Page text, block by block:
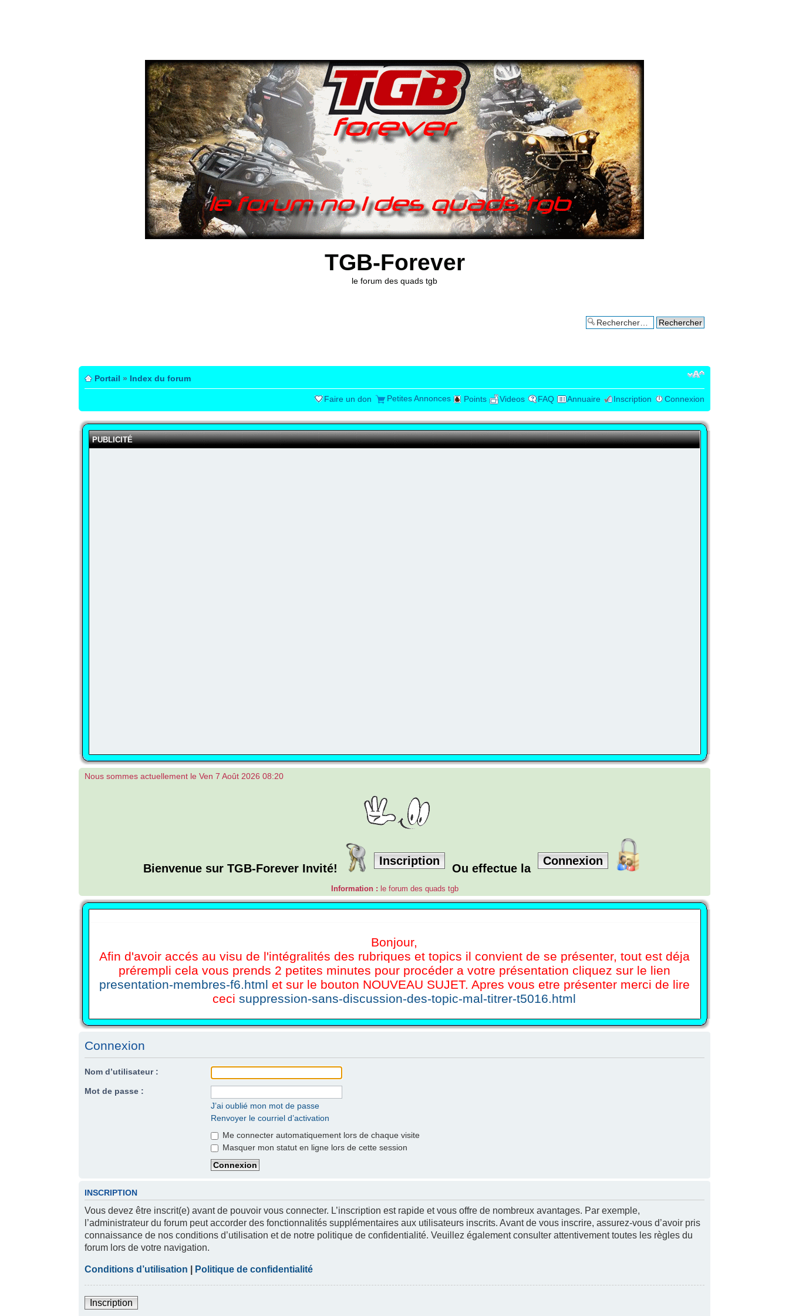
TGB-Forever
le forum des quads tgb
Portail » Index du forum
Faire un don Petites Annonces Points Videos FAQ Annuaire Inscription Connexion
PUBLICITÉ
Nous sommes actuellement le Ven 7 Août 2026 08:20
Bienvenue sur TGB-Forever Invité!
Inscription
Ou effectue la
Connexion
Information : le forum des quads tgb
Bonjour,
Afin d'avoir accés au visu de l'intégralités des rubriques et topics il convient de se présenter, tout est déja
prérempli cela vous prends 2 petites minutes pour procéder a votre présentation cliquez sur le lien
presentation-membres-f6.html et sur le bouton NOUVEAU SUJET. Apres vous etre présenter merci de lire
cecisuppression-sans-discussion-des-topic-mal-titrer-t5016.html
Connexion
Nom d’utilisateur :
Mot de passe :
J’ai oublié mon mot de passe
Renvoyer le courriel d’activation
Me connecter automatiquement lors de chaque visite
Masquer mon statut en ligne lors de cette session
INSCRIPTION
Vous devez être inscrit(e) avant de pouvoir vous connecter. L’inscription est rapide et vous offre de nombreux avantages. Par exemple,
l’administrateur du forum peut accorder des fonctionnalités supplémentaires aux utilisateurs inscrits. Avant de vous inscrire, assurez-vous d’avoir pris
connaissance de nos conditions d’utilisation et de notre politique de confidentialité. Veuillez également consulter attentivement toutes les règles du
forum lors de votre navigation.
Conditions d’utilisation Politique de confidentialité
Inscription